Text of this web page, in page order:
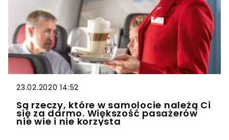
23.02.2020 14:52
Są rzeczy, które w samolocie należą Ci
się za darmo. Większość pasażerów
nie wie i nie korzysta